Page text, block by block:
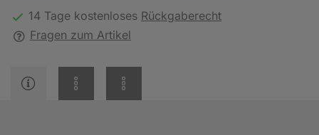
14 Tage kostenloses Rückgaberecht
Fragen zum Artikel